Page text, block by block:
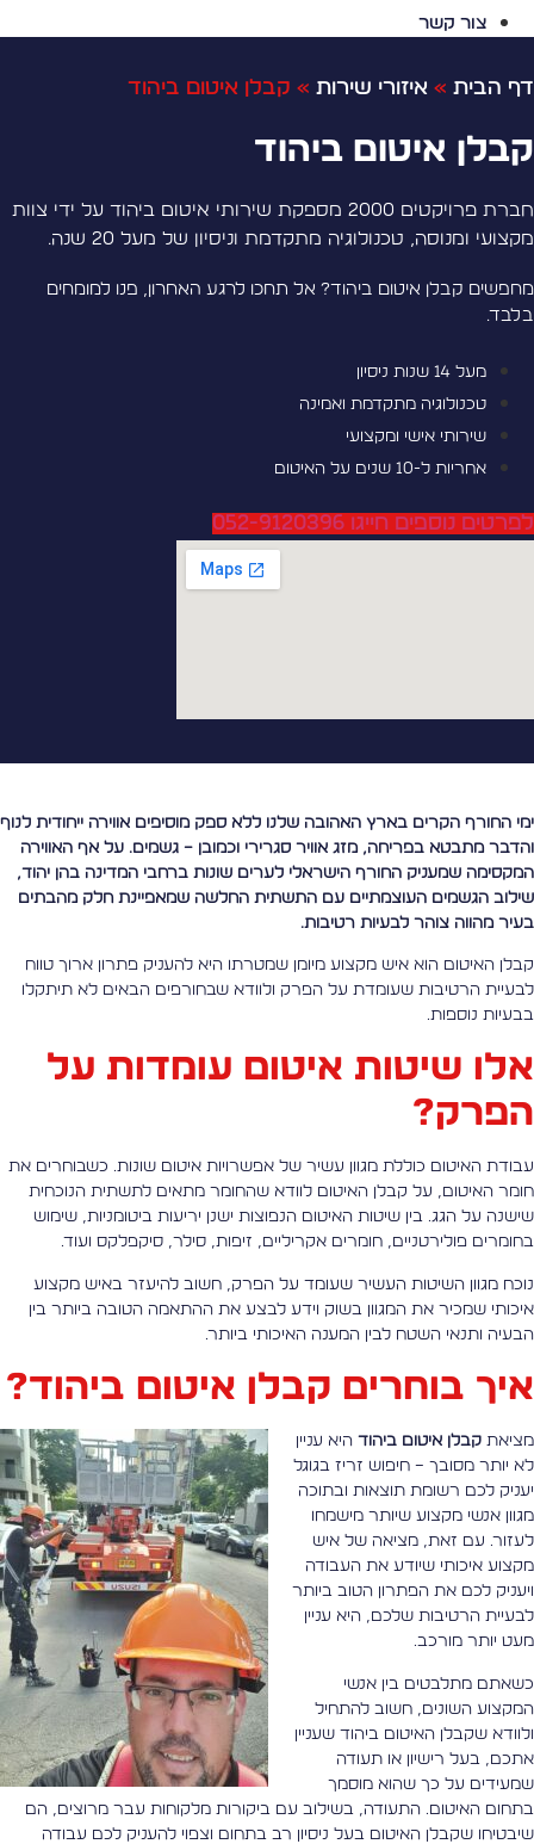
צור קשר
הבית» איזורי שירות» קבלן איטום ביהוד
איטום ביהוד
חברת פרויקטים 2000 מספקת שירותי איטום ביהוד על ידי צוות
ומנוסה, טכנולוגיה מתקדמת וניסיון של מעל 20 שנה.
קבלן איטום ביהוד? אל תחכו לרגע האחרון, פנו למומחים
מעל 14 שנות ניסיון
טכנולוגיה מתקדמת ואמינה
שירותי אישי ומקצועי
אחריות ל-10 שנים על האיטום
נוספים חייגו 052-9120396
החורף הקרים בארץ האהובה שלנו ללא ספק מוסיפים אווירה ייחודית לנוף
מתבטא בפריחה, מזג אוויר סגרירי וכמובן – גשמים. על אף האווירה
שמעניק החורף הישראלי לערים שונות ברחבי המדינה בהן יהוד,
הגשמים העוצמתיים עם התשתית החלשה שמאפיינת חלק מהבתים
מהווה צוהר לבעיות רטיבות.
האיטום הוא איש מקצוע מיומן שמטרתו היא להעניק פתרון ארוך טווח
הרטיבות שעומדת על הפרק ולוודא שבחורפים הבאים לא תיתקלו
נוספות.
שיטות איטום עומדות על
האיטום כוללת מגוון עשיר של אפשרויות איטום שונות. כשבוחרים את
האיטום, על קבלן האיטום לוודא שהחומר מתאים לתשתית הנוכחית
על הגג. בין שיטות האיטום הנפוצות ישנן יריעות ביטומניות, שימוש
פולירטניים, חומרים אקריליים, זיפות, סילר, סיקפלקס ועוד.
מגוון השיטות העשיר שעומד על הפרק, חשוב להיעזר באיש מקצוע
שמכיר את המגוון בשוק וידע לבצע את ההתאמה הטובה ביותר בין
ותנאי השטח לבין המענה האיכותי ביותר.
בוחרים קבלן איטום ביהוד?
קבלן איטום ביהודהיא עניין
יותר מסובך – חיפוש זריז בגוגל
לכם רשומת תוצאות ובתוכה
אנשי מקצוע שיותר מישמחו
עם זאת, מציאה של איש
איכותי שיודע את העבודה
לכם את הפתרון הטוב ביותר
הרטיבות שלכם, היא עניין
יותר מורכב.
מתלבטים בין אנשי
השונים, חשוב להתחיל
שקבלן האיטום ביהוד שעניין
בעל רישיון או תעודה
על כך שהוא מוסמך
האיטום. התעודה, בשילוב עם ביקורות מלקוחות עבר מרוצים, הם
שקבלן האיטום בעל ניסיון רב בתחום וצפוי להעניק לכם עבודה